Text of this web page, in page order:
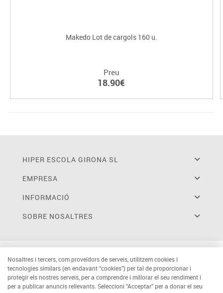
Makedo Lot de cargols 160 u.
Preu
18.90€
HIPER ESCOLA GIRONA SL
EMPRESA
INFORMACIÓ
SOBRE NOSALTRES
Nosaltres i tercers, com proveïdors de serveis, utilitzem cookies i
tecnologies similars (en endavant “cookies”) per tal de proporcionar i
protegir els nostres serveis, per a comprendre i millorar el seu rendiment i
per a publicar anuncis rellevants. Seleccioni “Acceptar” per a donar el seu